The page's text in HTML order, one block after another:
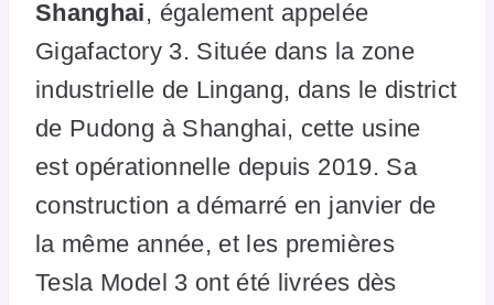
Shanghai, également appelée
Gigafactory 3. Située dans la zone
industrielle de Lingang, dans le district
de Pudong à Shanghai, cette usine
est opérationnelle depuis 2019. Sa
construction a démarré en janvier de
la même année, et les premières
Tesla Model 3 ont été livrées dès